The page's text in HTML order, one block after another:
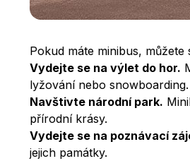
Pokud máte minibus,
Vydejte se na výlet do hor.
lyžování nebo snowboarding.
Navštivte národní park.
přírodní krásy.
Vydejte se na poznávací
jejich památky.